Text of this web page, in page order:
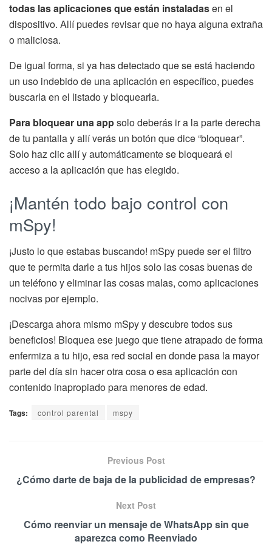
todas las aplicaciones que están instaladasen el
dispositivo. Allí puedes revisar que no haya alguna extraña
o maliciosa.
De igual forma, si ya has detectado que se está haciendo
un uso indebido de una aplicación en específico, puedes
buscarla en el listado y bloquearla.
Para bloquear una appsolo deberás ir a la parte derecha
de tu pantalla y allí verás un botón que dice “bloquear”.
Solo haz clic allí y automáticamente se bloqueará el
acceso a la aplicación que has elegido.
¡Mantén todo bajo control con
mSpy!
¡Justo lo que estabas buscando! mSpy puede ser el filtro
que te permita darle a tus hijos solo las cosas buenas de
un teléfono y eliminar las cosas malas, como aplicaciones
nocivas por ejemplo.
¡Descarga ahora mismo mSpy y descubre todos sus
beneficios! Bloquea ese juego que tiene atrapado de forma
enfermiza a tu hijo, esa red social en donde pasa la mayor
parte del día sin hacer otra cosa o esa aplicación con
contenido inapropiado para menores de edad.
Tags: control parental mspy
Previous Post
¿Cómo darte de baja de la publicidad de empresas?
Next Post
Cómo reenviar un mensaje de WhatsApp sin que
aparezca como Reenviado